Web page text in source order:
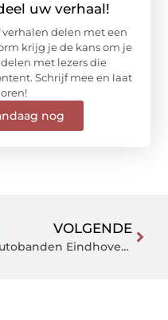
uw verhaal!
delen met een
krijg je de kans om je
met lezers die
Schrijf mee en laat
nog
VOLGENDE
Autobanden Eindhoven nodig? Kies voor de Bandencentrale!